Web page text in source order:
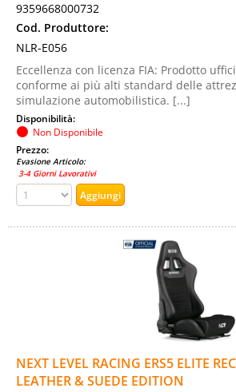
9359668000732
Cod. Produttore:
NLR-E056
Eccellenza con licenza FIA: Prodotto
conforme ai più alti standard delle
simulazione automobilistica. [...]
Disponibilità:
Non Disponibile
Prezzo:
Evasione Articolo:
3-4 Giorni Lavorativi
NEXT LEVEL RACING ERS5 ELITE
LEATHER & SUEDE EDITION